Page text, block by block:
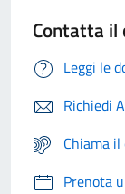
Contatta il
Leggi le
Richiedi
Chiama
Prenota